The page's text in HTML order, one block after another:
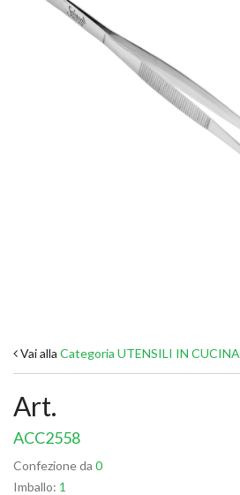
Vai alla Categoria UTENSILI IN CUCINA
Art.
ACC2558
Confezione da 0
Imballo: 1